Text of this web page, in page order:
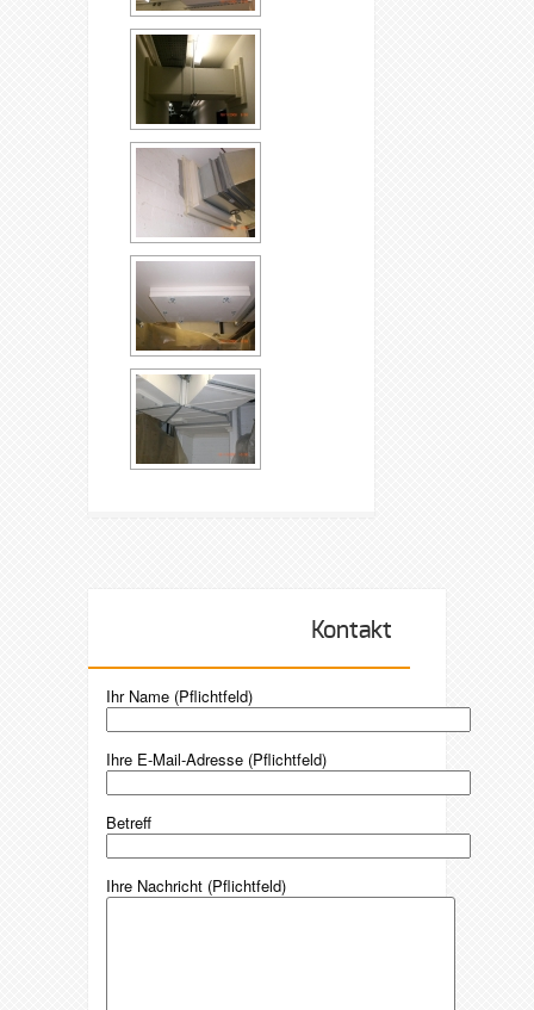
Kontakt
Ihr Name (Pflichtfeld)
Ihre E-Mail-Adresse (Pflichtfeld)
Betreff
Ihre Nachricht (Pflichtfeld)